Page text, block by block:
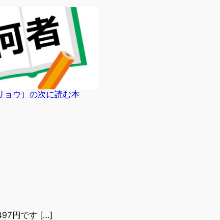
ョウ）の次に読む本
円です […]